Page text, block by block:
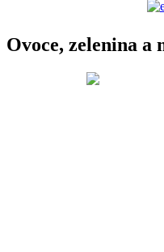
Ovoce, zelenina a